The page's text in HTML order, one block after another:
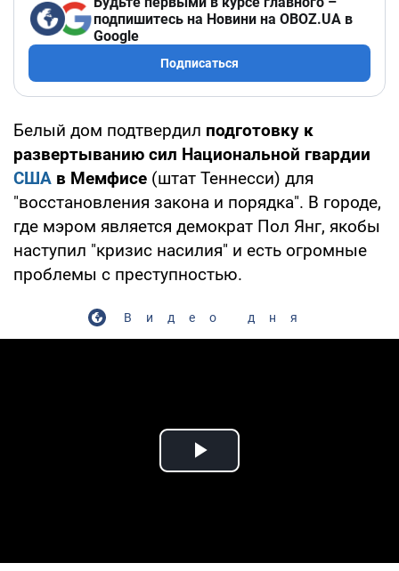
подпишитесь на Новини на OBOZ.UA в
Google
Подписаться
Белый дом подтвердил подготовку к
развертыванию сил Национальной гвардии
США в Мемфисе (штат Теннесси) для
"восстановления закона и порядка". В городе,
где мэром является демократ Пол Янг, якобы
наступил "кризис насилия" и есть огромные
проблемы с преступностью.
Видео дня
Play Video